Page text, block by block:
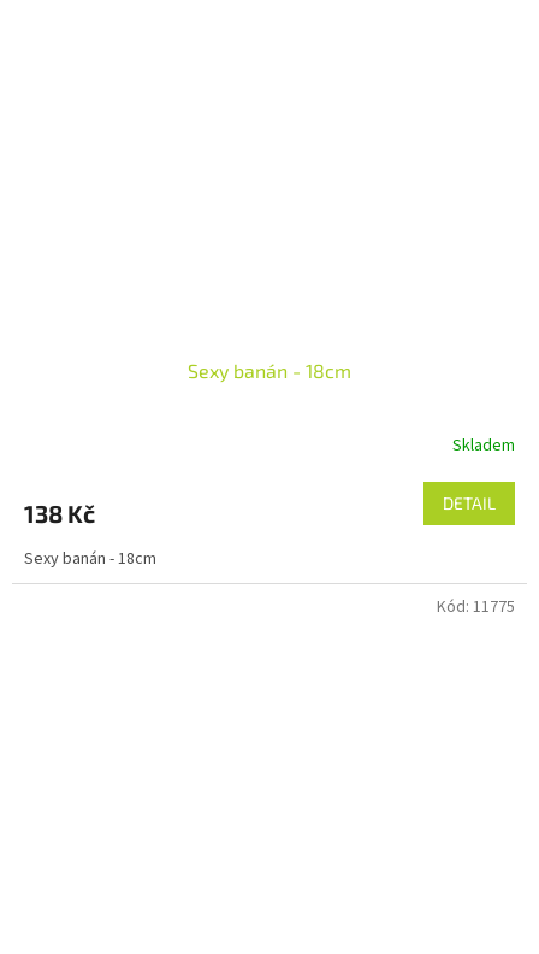
Sexy banán - 18cm
Skladem
138 Kč DETAIL
Sexy banán - 18cm
Kód: 11775